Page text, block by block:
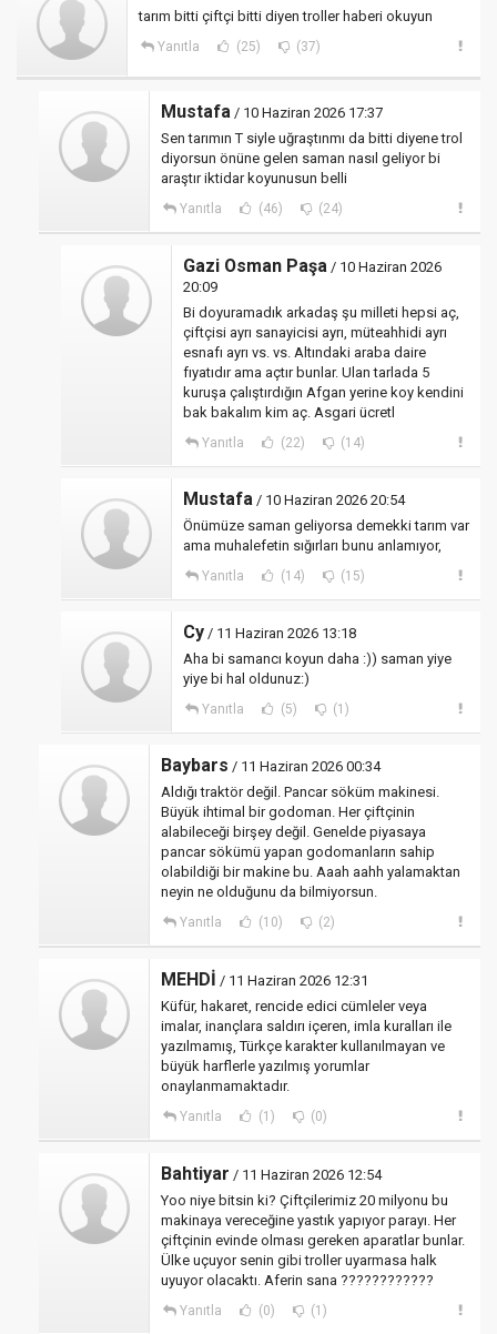
tarım bitti çiftçi bitti diyen troller haberi okuyun
Yanıtla (25) (37)
Mustafa / 10 Haziran 2026 17:37
Sen tarımın T siyle uğraştınmı da bitti diyene trol
diyorsun önüne gelen saman nasıl geliyor bi
araştır iktidar koyunusun belli
Yanıtla (46) (24)
Gazi Osman Paşa / 10 Haziran 2026
20:09
Bi doyuramadık arkadaş şu milleti hepsi aç,
çiftçisi ayrı sanayicisi ayrı, müteahhidi ayrı
esnafı ayrı vs. vs. Altındaki araba daire
fıyatıdır ama açtır bunlar. Ulan tarlada 5
kuruşa çalıştırdığın Afgan yerine koy kendini
bak bakalım kim aç. Asgari ücretl
Yanıtla (22) (14)
Mustafa / 10 Haziran 2026 20:54
Önümüze saman geliyorsa demekki tarım var
ama muhalefetin sığırları bunu anlamıyor,
Yanıtla (14) (15)
Cy / 11 Haziran 2026 13:18
Aha bi samancı koyun daha :)) saman yiye
yiye bi hal oldunuz:)
Yanıtla (5) (1)
Baybars / 11 Haziran 2026 00:34
Aldığı traktör değil. Pancar söküm makinesi.
Büyük ihtimal bir godoman. Her çiftçinin
alabileceği birşey değil. Genelde piyasaya
pancar sökümü yapan godomanların sahip
olabildiği bir makine bu. Aaah aahh yalamaktan
neyin ne olduğunu da bilmiyorsun.
Yanıtla (10) (2)
MEHDİ / 11 Haziran 2026 12:31
Küfür, hakaret, rencide edici cümleler veya
imalar, inançlara saldırı içeren, imla kuralları ile
yazılmamış, Türkçe karakter kullanılmayan ve
büyük harflerle yazılmış yorumlar
onaylanmamaktadır.
Yanıtla (1) (0)
Bahtiyar / 11 Haziran 2026 12:54
Yoo niye bitsin ki? Çiftçilerimiz 20 milyonu bu
makinaya vereceğine yastık yapıyor parayı. Her
çiftçinin evinde olması gereken aparatlar bunlar.
Ülke uçuyor senin gibi troller uyarmasa halk
uyuyor olacaktı. Aferin sana ????????????
Yanıtla (0) (1)